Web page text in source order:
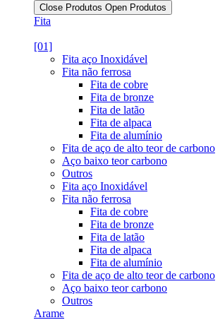
Close Produtos Open Produtos
Fita
[01]
Fita aço Inoxidável
Fita não ferrosa
Fita de cobre
Fita de bronze
Fita de latão
Fita de alpaca
Fita de alumínio
Fita de aço de alto teor de carbono
Aço baixo teor carbono
Outros
Fita aço Inoxidável
Fita não ferrosa
Fita de cobre
Fita de bronze
Fita de latão
Fita de alpaca
Fita de alumínio
Fita de aço de alto teor de carbono
Aço baixo teor carbono
Outros
Arame